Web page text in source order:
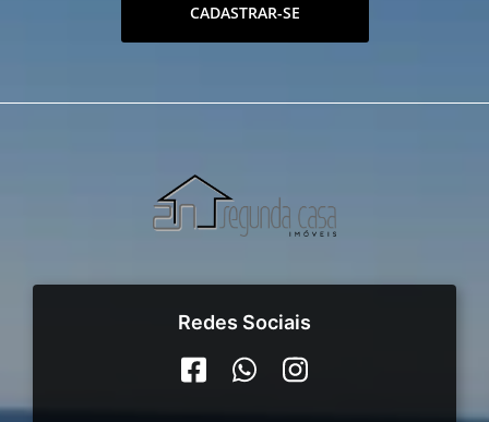
CADASTRAR-SE
Redes Sociais